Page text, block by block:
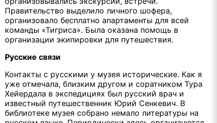
Правительство выделило личного шофера,
организовало бесплатно апартаменты для всей
команды «Тигриса». Была оказана помощь в
организации экипировки для путешествия.
Русские связи
Контакты с русскими у музея исторические. Как я
уже отмечала, близким другом и соратником Тура
Хейердала в экспедициях был русский врач и
известный путешественник Юрий Сенкевич. В
библиотеке музея собрано немало литературы на